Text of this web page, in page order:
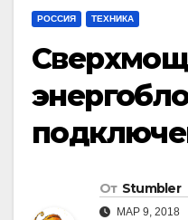
РОССИЯ ТЕХНИКА
От Stumbler
МАР 9, 2018